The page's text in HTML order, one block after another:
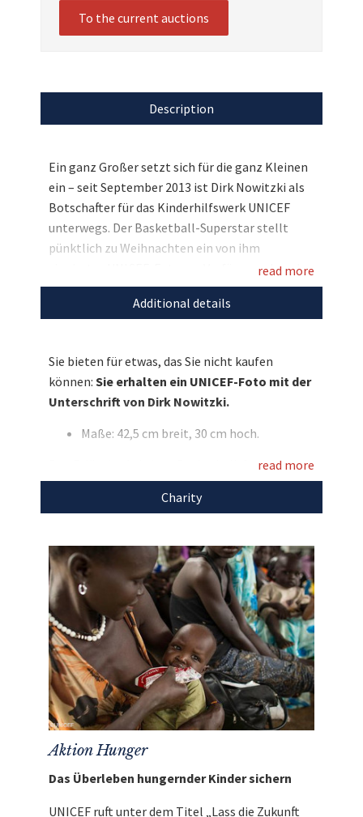
To the current auctions
Description
Ein ganz Großer setzt sich für die ganz Kleinen
ein – seit September 2013 ist Dirk Nowitzki als
Botschafter für das Kinderhilfswerk UNICEF
unterwegs. Der Basketball-Superstar stellt
pünktlich zu Weihnachten ein von ihm
signiertes UNICEF-Foto zur Verfügung, das wir
nun versteigern dürfen. Bieten Sie mit und
sichern Sie sich diese Rarität mit dem
einzigartige Auktionenfür den guten Zweck!
read more
Additional details
Sie bieten für etwas, das Sie nicht kaufen
können: Sie erhalten ein UNICEF-Foto mit der
Unterschrift von Dirk Nowitzki.
Maße: 42,5 cm breit, 30 cm hoch.
Den Erlös der Auktion „Basketball-Superstar
Dirk Nowitzki versteigert signiertes Foto“
leiten wir direkt, ohne einen Cent Abzug, an das
weiter.
read more
Charity
Aktion Hunger
Das Überleben hungernder Kinder sichern
UNICEF ruft unter dem Titel „Lass die Zukunft